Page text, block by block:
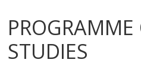
Αθηνών
Ανώτατη
PROGRAMME
STUDIES